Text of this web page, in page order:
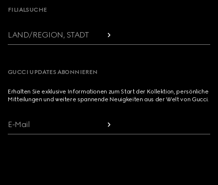
FILIALSUCHE
LAND/REGION, STADT
GUCCI UPDATES ABONNIEREN
Erhalten Sie exklusive Informationen zum Start der Kollektion, persönliche
Mitteilungen und weitere spannende Neuigkeiten aus der Welt von Gucci.
E-Mail